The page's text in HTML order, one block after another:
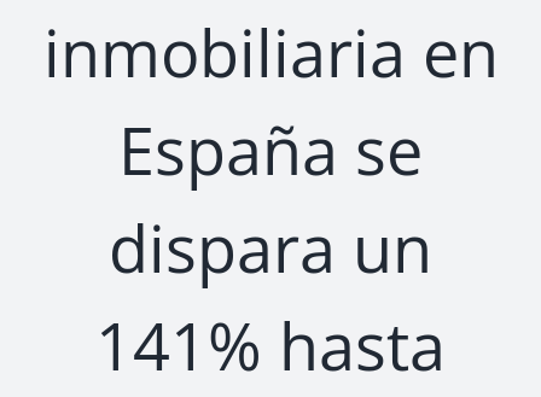
inmobiliaria en
España se
dispara un
141% hasta